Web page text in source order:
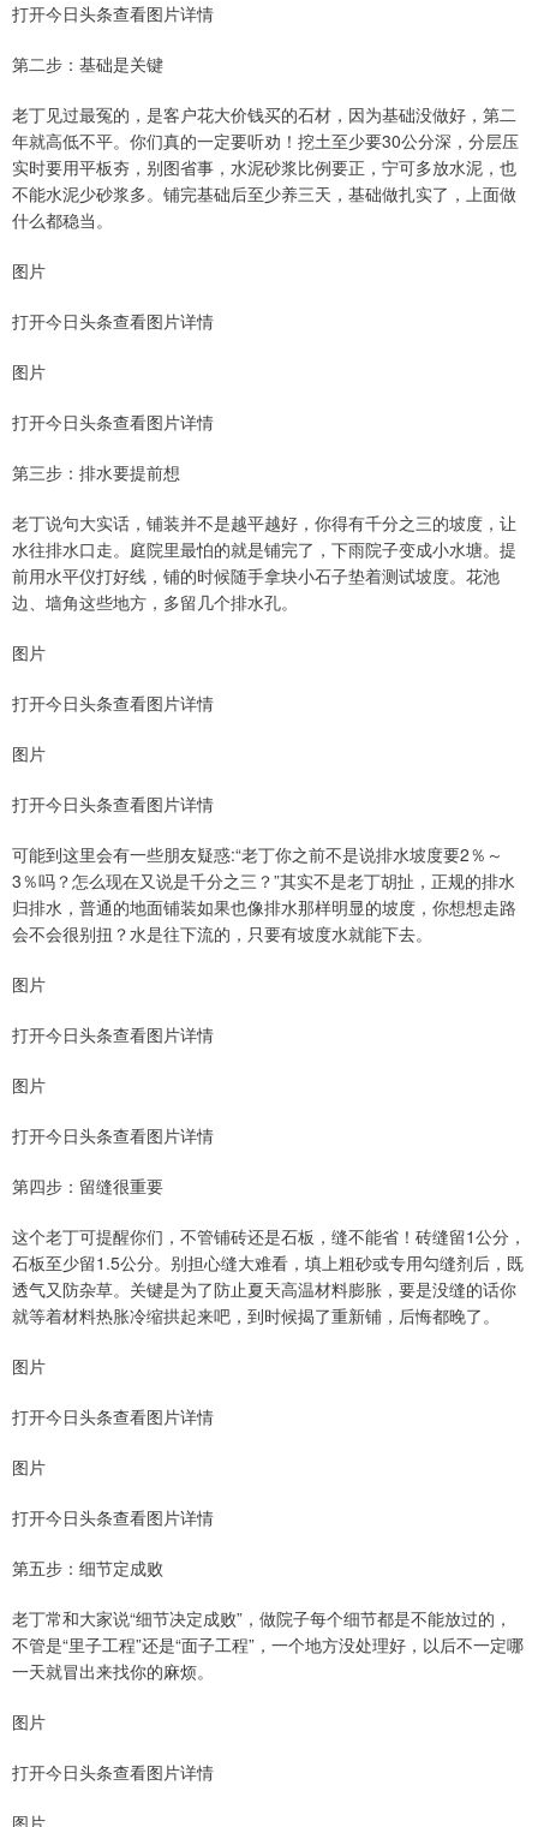
打开今日头条查看图片详情
第二步：基础是关键
老丁见过最冤的，是客户花大价钱买的石材，因为基础没做好，第二
年就高低不平。你们真的一定要听劝！挖土至少要30公分深，分层压
实时要用平板夯，别图省事，水泥砂浆比例要正，宁可多放水泥，也
不能水泥少砂浆多。铺完基础后至少养三天，基础做扎实了，上面做
什么都稳当。
图片
打开今日头条查看图片详情
图片
打开今日头条查看图片详情
第三步：排水要提前想
老丁说句大实话，铺装并不是越平越好，你得有千分之三的坡度，让
水往排水口走。庭院里最怕的就是铺完了，下雨院子变成小水塘。提
前用水平仪打好线，铺的时候随手拿块小石子垫着测试坡度。花池
边、墙角这些地方，多留几个排水孔。
图片
打开今日头条查看图片详情
图片
打开今日头条查看图片详情
可能到这里会有一些朋友疑惑:“老丁你之前不是说排水坡度要2％～
3％吗？怎么现在又说是千分之三？”其实不是老丁胡扯，正规的排水
归排水，普通的地面铺装如果也像排水那样明显的坡度，你想想走路
会不会很别扭？水是往下流的，只要有坡度水就能下去。
图片
打开今日头条查看图片详情
图片
打开今日头条查看图片详情
第四步：留缝很重要
这个老丁可提醒你们，不管铺砖还是石板，缝不能省！砖缝留1公分，
石板至少留1.5公分。别担心缝大难看，填上粗砂或专用勾缝剂后，既
透气又防杂草。关键是为了防止夏天高温材料膨胀，要是没缝的话你
就等着材料热胀冷缩拱起来吧，到时候揭了重新铺，后悔都晚了。
图片
打开今日头条查看图片详情
图片
打开今日头条查看图片详情
第五步：细节定成败
老丁常和大家说“细节决定成败”，做院子每个细节都是不能放过的，
不管是“里子工程”还是“面子工程”，一个地方没处理好，以后不一定哪
一天就冒出来找你的麻烦。
图片
打开今日头条查看图片详情